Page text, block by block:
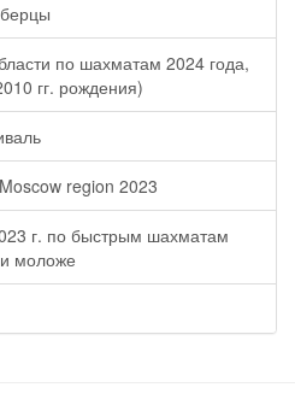
по шахматам 2024 года,
гг. рождения)
region 2023
г. по быстрым шахматам
моложе